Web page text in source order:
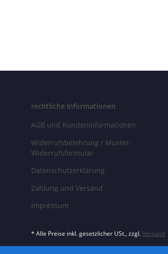
rechtliche Informationen
AGB und Kundeninformationen
Widerrufsbelehrung / Muster-
Widerrufsformular
Datenschutzerklärung
Zahlung und Versand
Impressum
* Alle Preise inkl. gesetzlicher USt., zzgl.Versand